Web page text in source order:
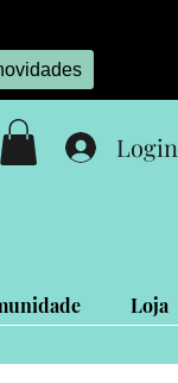
Login
Loja